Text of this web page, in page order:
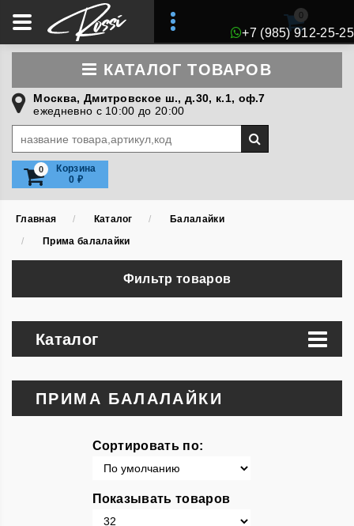
+7 (985) 912-25-25
0
КАТАЛОГ ТОВАРОВ
Москва, Дмитровское ш., д.30, к.1, оф.7
ежедневно с 10:00 до 20:00
0
Корзина
0 ₽
Главная Каталог
Балалайки
Прима балалайки
Фильтр товаров
Каталог
ПРИМА БАЛАЛАЙКИ
Сортировать по:
Показывать товаров